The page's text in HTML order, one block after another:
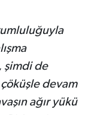
şimdi de
devam
ağır yükü